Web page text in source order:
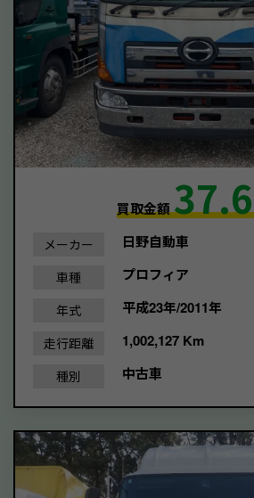
買取金額37.6
メーカー 日野自動車
車種 プロフィア
年式 平成23年/2011年
走行距離 1,002,127 Km
種別 中古車